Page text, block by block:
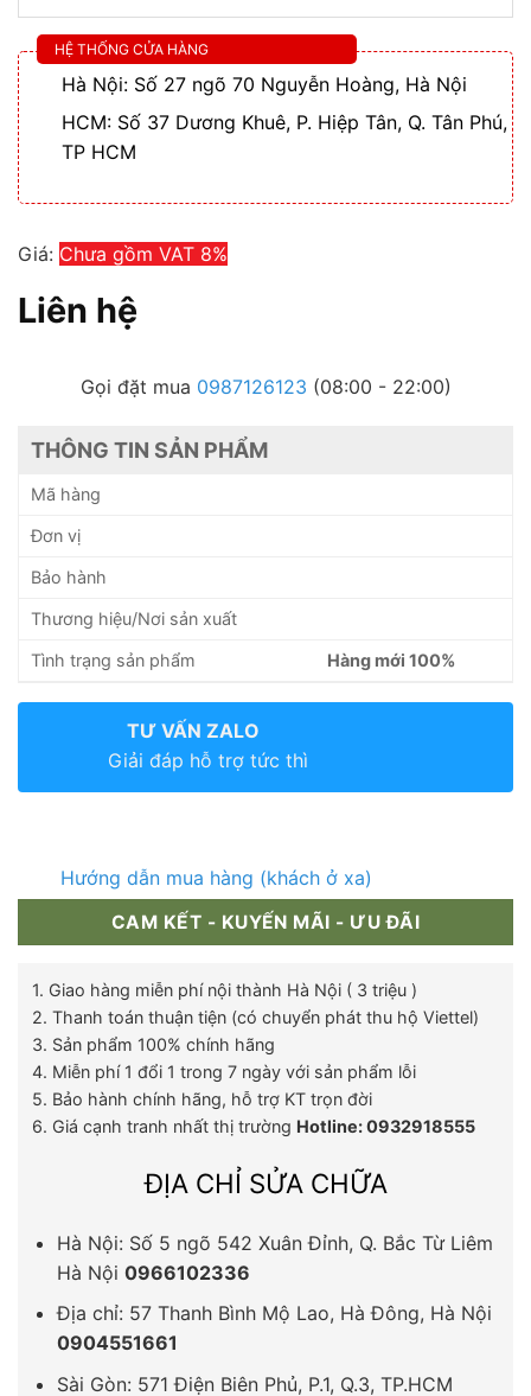
HỆ THỐNG CỬA HÀNG
Hà Nội: Số 27 ngõ 70 Nguyễn Hoàng, Hà Nội
HCM: Số 37 Dương Khuê, P. Hiệp Tân, Q. Tân Phú,
TP HCM
Giá: Chưa gồm VAT 8%
Liên hệ
Gọi đặt mua 0987126123 (08:00 - 22:00)
THÔNG TIN SẢN PHẨM
Mã hàng
Đơn vị
Bảo hành
Thương hiệu/Nơi sản xuất
Tình trạng sản phẩm Hàng mới 100%
TƯ VẤN ZALO
Giải đáp hỗ trợ tức thì
Hướng dẫn mua hàng (khách ở xa)
CAM KẾT - KUYẾN MÃI - ƯU ĐÃI
1. Giao hàng miễn phí nội thành Hà Nội ( 3 triệu )
2. Thanh toán thuận tiện (có chuyển phát thu hộ Viettel)
3. Sản phẩm 100% chính hãng
4. Miễn phí 1 đổi 1 trong 7 ngày với sản phẩm lỗi
5. Bảo hành chính hãng, hỗ trợ KT trọn đời
6. Giá cạnh tranh nhất thị trường Hotline: 0932918555
ĐỊA CHỈ SỬA CHỮA
Hà Nội: Số 5 ngõ 542 Xuân Đỉnh, Q. Bắc Từ Liêm
Hà Nội 0966102336
Địa chỉ: 57 Thanh Bình Mộ Lao, Hà Đông, Hà Nội
0904551661
Sài Gòn: 571 Điện Biên Phủ, P.1, Q.3, TP.HCM